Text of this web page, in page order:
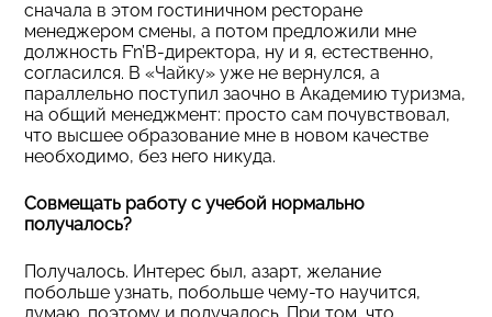
сначала в этом гостиничном ресторане
менеджером смены, а потом предложили мне
должность F’n’B-директора, ну и я, естественно,
согласился. В «Чайку» уже не вернулся, а
параллельно поступил заочно в Академию туризма,
на общий менеджмент: просто сам почувствовал,
что высшее образование мне в новом качестве
необходимо, без него никуда.
Совмещать работу с учебой нормально
получалось?
Получалось. Интерес был, азарт, желание
побольше узнать, побольше чему-то научится,